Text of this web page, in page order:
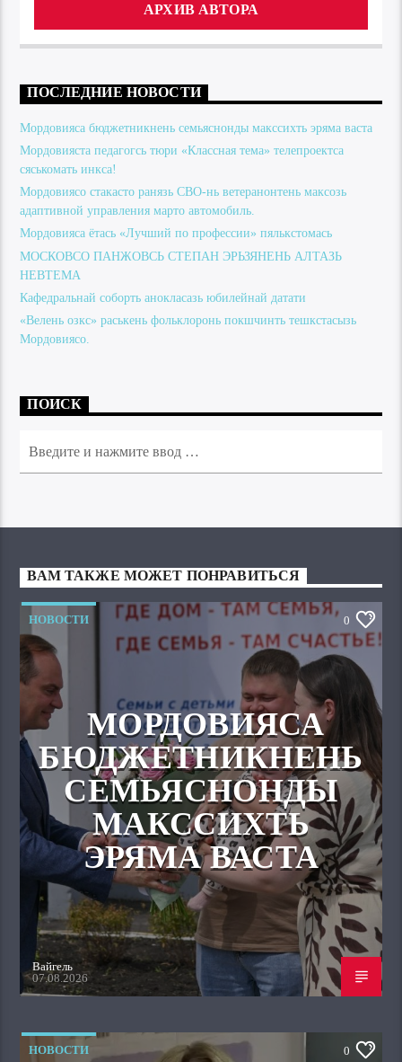
АРХИВ АВТОРА
ПОСЛЕДНИЕ НОВОСТИ
Мордовияса бюджетникнень семьяснонды макссихть эряма васта
Мордовияста педагогсь тюри «Классная тема» телепроектса
сяськомать инкса!
Мордовиясо стакасто ранязь СВО-нь ветеранонтень максозь
адаптивной управления марто автомобиль.
Мордовияса ётась «Лучший по профессии» пялькстомась
МОСКОВСО ПАНЖОВСЬ СТЕПАН ЭРЬЗЯНЕНЬ АЛТАЗЬ
НЕВТЕМА
Кафедральнай соборть анокласазь юбилейнай датати
«Велень озкс» раськень фольклоронь покшчинть тешкстасызь
Мордовиясо.
ПОИСК
ВАМ ТАКЖЕ МОЖЕТ ПОНРАВИТЬСЯ
НОВОСТИ 0
МОРДОВИЯСА
БЮДЖЕТНИКНЕНЬ
СЕМЬЯСНОНДЫ
МАКССИХТЬ
ЭРЯМА ВАСТА
Вайгель
07.08.2026
НОВОСТИ 0